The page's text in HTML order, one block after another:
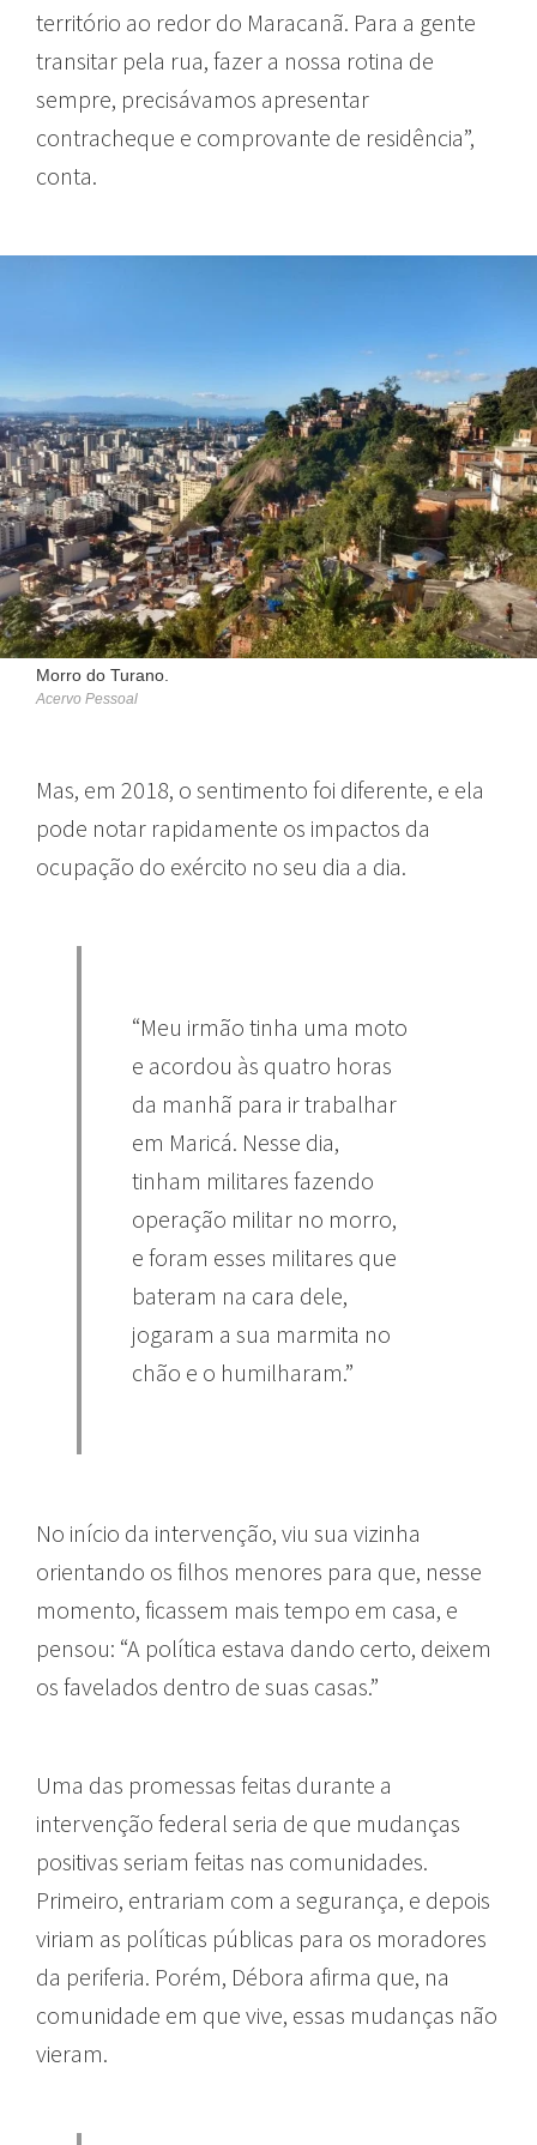
território ao redor do Maracanã. Para a gente
transitar pela rua, fazer a nossa rotina de
sempre, precisávamos apresentar
contracheque e comprovante de residência”,
conta.
Morro do Turano.
Acervo Pessoal
Mas, em 2018, o sentimento foi diferente, e ela
pode notar rapidamente os impactos da
ocupação do exército no seu dia a dia.
“Meu irmão tinha uma moto
e acordou às quatro horas
da manhã para ir trabalhar
em Maricá. Nesse dia,
tinham militares fazendo
operação militar no morro,
e foram esses militares que
bateram na cara dele,
jogaram a sua marmita no
chão e o humilharam.”
No início da intervenção, viu sua vizinha
orientando os filhos menores para que, nesse
momento, ficassem mais tempo em casa, e
pensou: “A política estava dando certo, deixem
os favelados dentro de suas casas.”
Uma das promessas feitas durante a
intervenção federal seria de que mudanças
positivas seriam feitas nas comunidades.
Primeiro, entrariam com a segurança, e depois
viriam as políticas públicas para os moradores
da periferia. Porém, Débora afirma que, na
comunidade em que vive, essas mudanças não
vieram.